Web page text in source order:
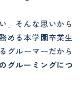
」そんな思いから
める本学園卒業生
グルーマーだから
グルーミングにつ